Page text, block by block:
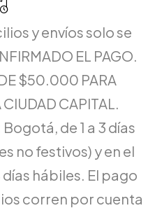
y envíos solo se
EL PAGO.
$50.000 PARA
CAPITAL.
de 1 a 3 días
no festivos) y en el
hábiles. El pago
corren por cuenta